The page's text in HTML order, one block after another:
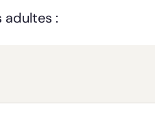
adultes :